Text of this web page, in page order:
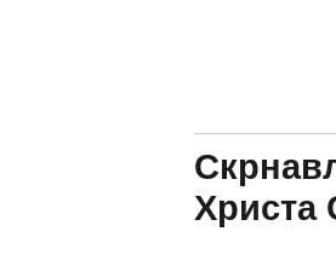
Христа